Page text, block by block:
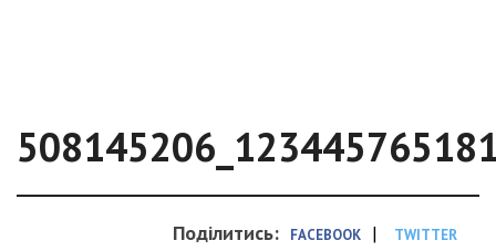
Поділитись: FACEBOOK | TWITTER